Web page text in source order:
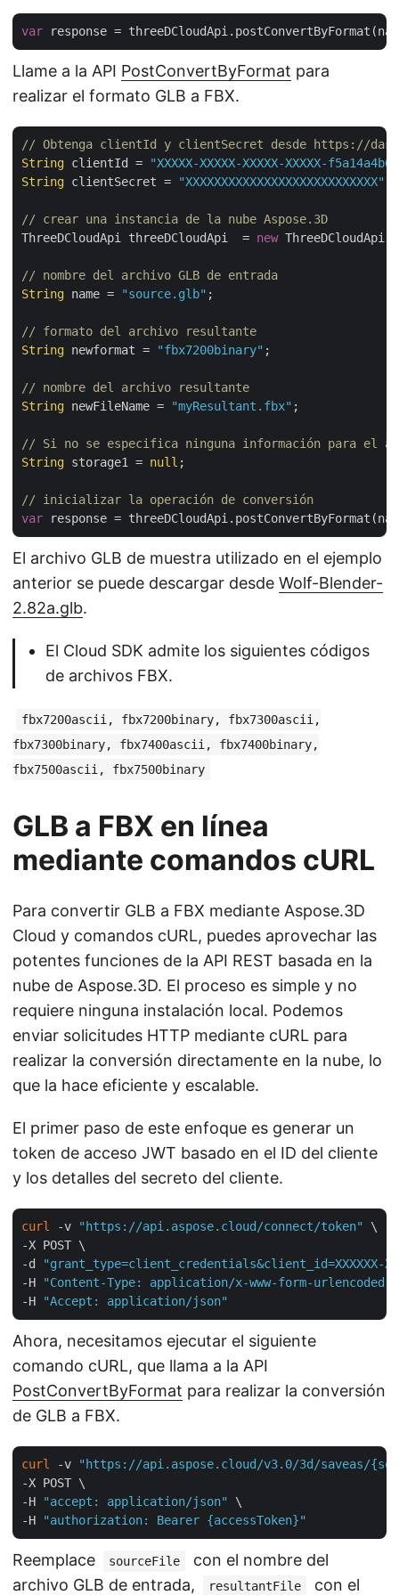
var response =
Llame a la API PostConvertByFormat para
realizar el formato GLB a FBX.
// Obtenga clientId y clientSecret desde https://
String clientId =
"XXXXX-XXXXX-XXXXX-XXXXX-
String clientSecret = "XXXXXXXXXXXXXXXXXXXXXXXXXXX"
// crear una instancia de la nube Aspose.3D
ThreeDCloudApi threeDCloudApi  = new ThreeDCloudApi(
// nombre del archivo GLB de entrada
String name = "source.glb" ;
// formato del archivo resultante
String newformat = "fbx7200binary" ;
// nombre del archivo resultante
String newFileName = "myResultant.fbx" ;
// Si no se especifica ninguna información para el
String storage1 = null ;
// inicializar la operación de conversión
var response =
El archivo GLB de muestra utilizado en el ejemplo
anterior se puede descargar desde Wolf-Blender-
2.82a.glb.
El Cloud SDK admite los siguientes códigos
de archivos FBX.
fbx7200ascii, fbx7200binary, fbx7300ascii,
fbx7300binary, fbx7400ascii, fbx7400binary,
fbx7500ascii, fbx7500binary
GLB a FBX en línea
mediante comandos cURL
Para convertir GLB a FBX mediante Aspose.3D
Cloud y comandos cURL, puedes aprovechar las
potentes funciones de la API REST basada en la
nube de Aspose.3D. El proceso es simple y no
requiere ninguna instalación local. Podemos
enviar solicitudes HTTP mediante cURL para
realizar la conversión directamente en la nube, lo
que la hace eficiente y escalable.
El primer paso de este enfoque es generar un
token de acceso JWT basado en el ID del cliente
y los detalles del secreto del cliente.
curl -v "https://api.aspose.cloud/connect/token"
\
-X POST \
-d
"grant_type=client_credentials&client_id=XXXXXX-
-H
"Content-Type: application/x-www-form-urlencoded"
-H
"Accept: application/json"
Ahora, necesitamos ejecutar el siguiente
comando cURL, que llama a la API
PostConvertByFormat para realizar la conversión
de GLB a FBX.
curl -v
"https://api.aspose.cloud/v3.0/3d/saveas/
-X POST \
-H
"accept: application/json"
\
-H
"authorization: Bearer {accessToken}"
Reemplace sourceFile
con el nombre del
archivo GLB de entrada,
resultantFile
con el